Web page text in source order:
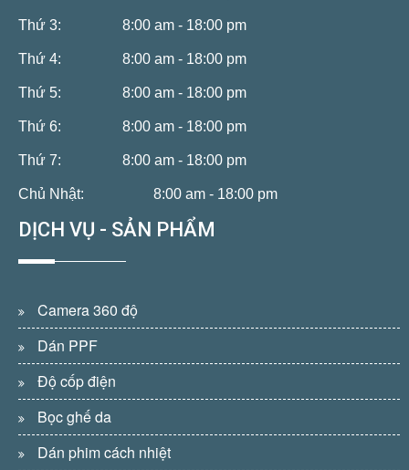
Thứ 3: 8:00 am - 18:00 pm
Thứ 4: 8:00 am - 18:00 pm
Thứ 5: 8:00 am - 18:00 pm
Thứ 6: 8:00 am - 18:00 pm
Thứ 7: 8:00 am - 18:00 pm
Chủ Nhật: 8:00 am - 18:00 pm
DỊCH VỤ - SẢN PHẨM
Camera 360 độ
Dán PPF
Độ cốp điện
Bọc ghế da
Dán phim cách nhiệt